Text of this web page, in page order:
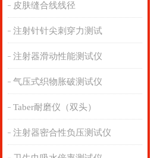
皮肤缝合线线径
注射针针尖刺穿力测试
注射器滑动性能测试仪
气压式织物胀破测试仪
Taber耐磨仪（双头）
注射器密合性负压测试仪